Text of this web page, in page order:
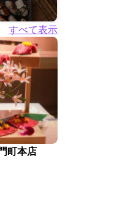
すべて表示
町本店